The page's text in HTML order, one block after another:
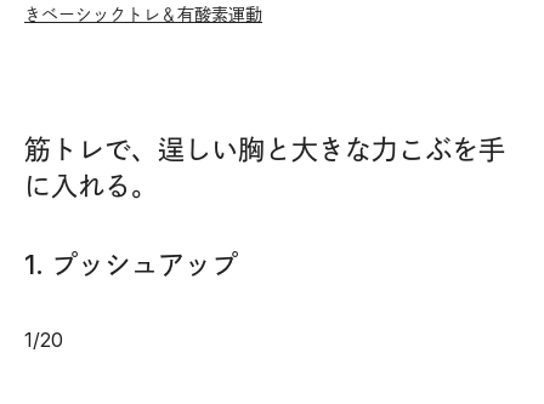
きベーシックトレ＆有酸素運動
筋トレで、逞しい胸と大きな力こぶを手
に入れる。
1. プッシュアップ
1/20